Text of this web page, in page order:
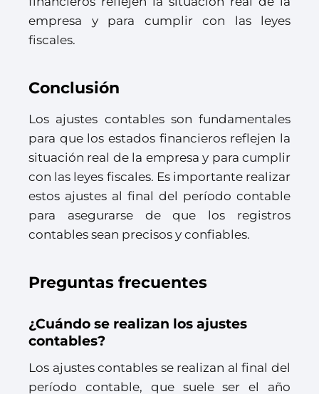
empresa y para cumplir con las leyes
fiscales.
Conclusión
Los ajustes contables son fundamentales
para que los estados financieros reflejen la
situación real de la empresa y para cumplir
con las leyes fiscales. Es importante realizar
estos ajustes al final del período contable
para asegurarse de que los registros
contables sean precisos y confiables.
Preguntas frecuentes
¿Cuándo se realizan los ajustes
contables?
Los ajustes contables se realizan al final del
período contable, que suele ser el año